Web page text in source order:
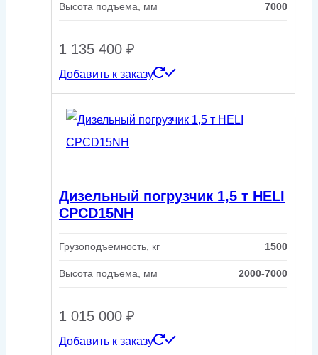
Высота подъема, мм 7000
1 135 400 ₽
Добавить к заказу
Дизельный погрузчик 1,5 т HELI
CPСD15NH
Грузоподъемность, кг 1500
Высота подъема, мм 2000-7000
1 015 000 ₽
Добавить к заказу